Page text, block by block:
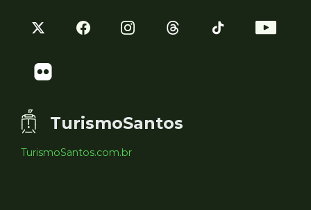
TurismoSantos
TurismoSantos.com.br